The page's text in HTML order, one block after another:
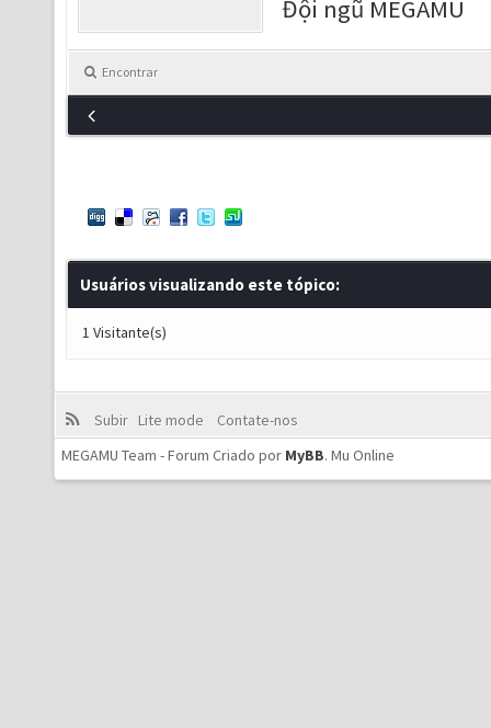
Đội ngũ MEGAMU
Encontrar
Usuários visualizando este tópico:
1 Visitante(s)
Subir Lite mode
Contate-nos
MEGAMU Team - Forum Criado por MyBB. Mu Online